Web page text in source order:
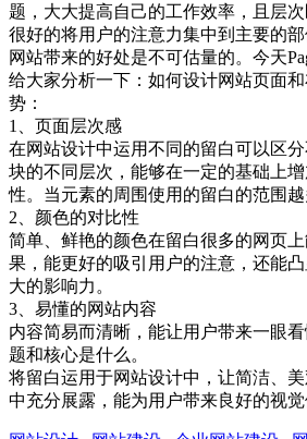
题，大大提高自己的工作效率，且层
很好的将用户的注意力集中到主要的
网站带来的好处是不可估量的。今天
给大家分析一下：如何设计网站页面
势：
1、页面层次感
在网站设计中运用不同的留白可以区
块的不同层次，能够在一定的基础上
性。当元素的周围使用的留白的范围越
2、颜色的对比性
简单、鲜艳的颜色在留白很多的网页
果，能更好的吸引用户的注意，还能
大的影响力。
3、易懂的网站内容
内容简易而清晰，能让用户带来一眼
题和核心是什么。
将留白运用于网站设计中，让简洁、
中充分展露，能为用户带来良好的视觉